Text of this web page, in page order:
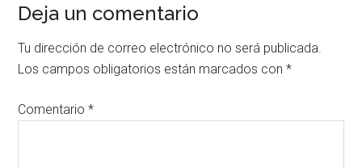
Deja un comentario
Tu dirección de correo electrónico no será publicada.
Los campos obligatorios están marcados con*
Comentario*